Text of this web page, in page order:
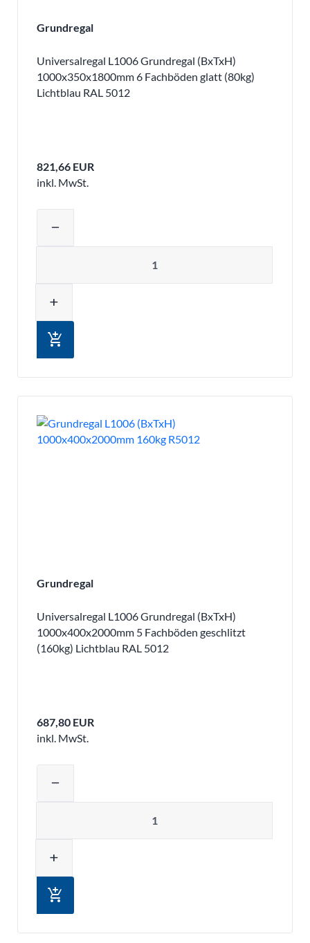
Grundregal
Universalregal L1006 Grundregal (BxTxH)
1000x350x1800mm 6 Fachböden glatt (80kg)
Lichtblau RAL 5012
821,66 EUR
inkl. MwSt.
remove
add
add_shopping_cart
Grundregal
Universalregal L1006 Grundregal (BxTxH)
1000x400x2000mm 5 Fachböden geschlitzt
(160kg) Lichtblau RAL 5012
687,80 EUR
inkl. MwSt.
remove
add
add_shopping_cart